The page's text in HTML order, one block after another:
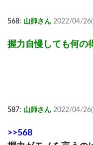
568: 山師さん 2022/04/
握力自慢しても何の
587: 山師さん 2022/04/
>>568